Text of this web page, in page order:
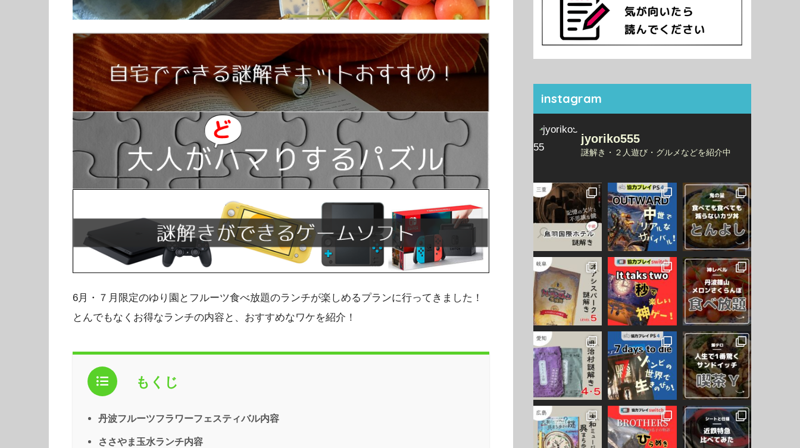
6月・７月限定のゆり園とフルーツ食べ放題のランチが楽しめるプランに行ってきました！
とんでもなくお得なランチの内容と、おすすめなワケを紹介！
もくじ
丹波フルーツフラワーフェスティバル内容
ささやま玉水ランチ内容
instagram
jyoriko555
謎解き・２人遊び・グルメなどを紹介中